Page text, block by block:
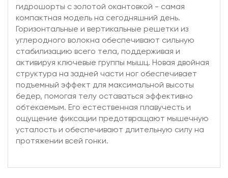
гидрошорты с золотой окантовкой - самая
компактная модель на сегодняшний день.
Горизонтальные и вертикальные решетки из
углеродного волокна обеспечивают сильную
стабилизацию всего тела, поддерживая и
активируя ключевые группы мышц. Новая двойная
структура на задней части ног обеспечивает
подъемный эффект для максимальной высоты
бедер, помогая телу оставаться эффективно
обтекаемым. Его естественная плавучесть и
ощущение фиксации предотвращают мышечную
усталость и обеспечивают длительную силу на
протяжении всей гонки.